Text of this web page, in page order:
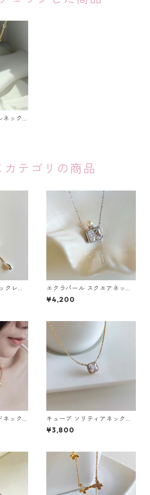
ネック
カテゴリの商品
クレ
エクラパール スクエアネック
レス：674
¥4,200
ネック
キューブ ソリティアネックレ
ス：637
¥3,800